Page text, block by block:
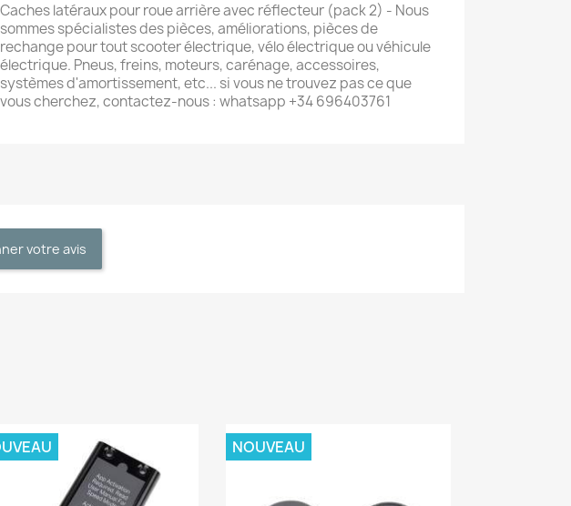
Caches latéraux pour roue arrière avec réflecteur (pack 2) - Nous
sommes spécialistes des pièces, améliorations, pièces de
rechange pour tout scooter électrique, vélo électrique ou véhicule
électrique. Pneus, freins, moteurs, carénage, accessoires,
systèmes d'amortissement, etc... si vous ne trouvez pas ce que
vous cherchez, contactez-nous : whatsapp +34 696403761
votre avis
NOUVEAU